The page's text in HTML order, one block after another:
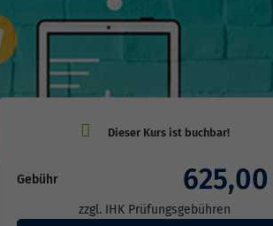
Gebühr
zzgl. IHK Prüfungsgebühren